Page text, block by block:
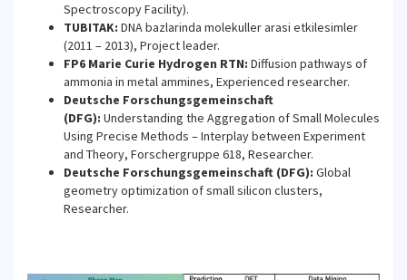
Spectroscopy Facility).
TUBITAK: DNA bazlarinda molekuller arasi etkilesimler
(2011 – 2013), Project leader.
FP6 Marie Curie Hydrogen RTN: Diffusion pathways of
ammonia in metal ammines, Experienced researcher.
Deutsche Forschungsgemeinschaft
(DFG): Understanding the Aggregation of Small Molecules
Using Precise Methods – Interplay between Experiment
and Theory, Forschergruppe 618, Researcher.
Deutsche Forschungsgemeinschaft (DFG): Global
geometry optimization of small silicon clusters,
Researcher.